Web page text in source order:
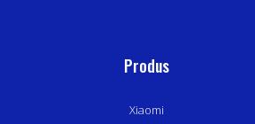
Produs
Xiaomi